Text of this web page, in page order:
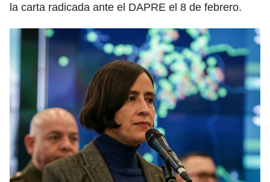
la carta radicada ante el DAPRE el 8 de febrero.